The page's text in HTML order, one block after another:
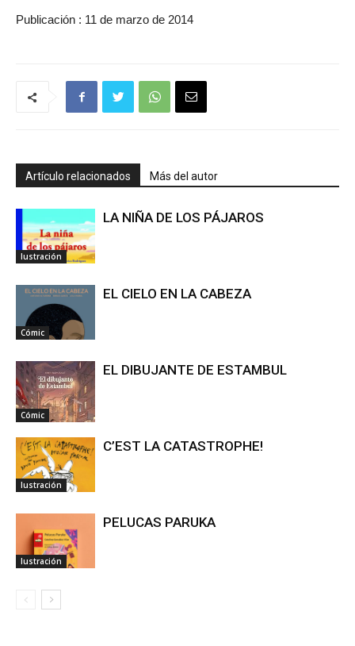
Publicación : 11 de marzo de 2014
Artículo relacionados Más del autor
Iustración
LA NIÑA DE LOS PÁJAROS
Cómic
EL CIELO EN LA CABEZA
Cómic
EL DIBUJANTE DE ESTAMBUL
Iustración
C’EST LA CATASTROPHE!
Iustración
PELUCAS PARUKA